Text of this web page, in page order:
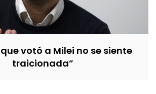
votó a Milei no se siente
traicionada”